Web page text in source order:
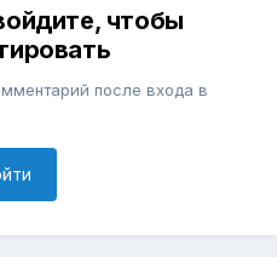
чтобы
после входа в